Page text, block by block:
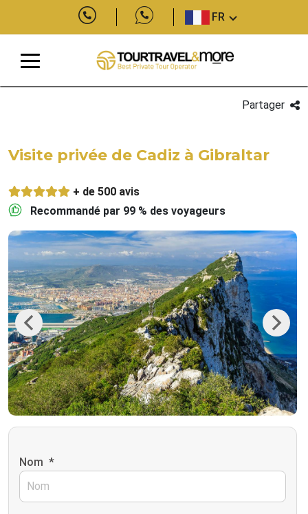
FR
Partager
Visite privée de Cadiz à Gibraltar
+ de 500 avis
Recommandé par 99 % des voyageurs
Previous Next
Nom *